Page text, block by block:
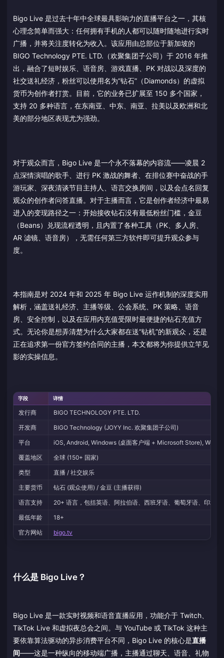
Bigo Live 是过去十年中全球最具影响力的直播平台之一，其核
心理念简单而强大：任何拥有手机的人都可以随时随地进行实时
广播，并将关注度转化为收入。该应用由总部位于新加坡的
BIGO Technology PTE. LTD.（欢聚集团子公司）于 2016 年推
出，融合了短时娱乐、语音房、游戏直播、PK 对战以及深度的
社交送礼经济，粉丝可以使用名为“钻石”（Diamonds）的虚拟
货币为创作者打赏。目前，它的业务已扩展至 150 多个国家，
支持 20 多种语言，在东南亚、中东、南亚、拉美以及欧洲和北
美的部分地区表现尤为强劲。
对于观众而言，Bigo Live 是一个永不落幕的内容流——凌晨 2
点深情演唱的歌手、进行 PK 激战的舞者、在排位赛中奋战的手
游玩家、深夜清谈节目主持人、语言交换房间，以及会点名回复
观众的创作者问答直播。对于主播而言，它是创作者经济中最易
进入的变现路径之一：开始接收钻石没有最低粉丝门槛，金豆
（Beans）兑现流程透明，且内置了各种工具（PK、多人房、
AR 滤镜、语音房），无需任何第三方软件即可提升观众参与
度。
本指南是对 2024 年和 2025 年 Bigo Live 运作机制的深度实用
解析，涵盖送礼经济、主播等级、公会系统、PK 策略、语音
房、安全控制，以及在应用内充值受限时最便捷的钻石充值方
式。无论你是想弄清楚为什么大家都在送“钻机”的新观众，还是
正在追求第一份官方签约合同的主播，本文都将为你提供立竿见
影的实操信息。
字段 详情
发行商
BIGO TECHNOLOGY PTE. LTD.
开发商
BIGO Technology (JOYY Inc. 欢聚集团子公司)
平台
iOS, Android, Windows (桌面客户端 + Microsoft Store), Web
覆盖地区
全球 (150+ 国家)
类型
直播 / 社交娱乐
主要货币
钻石 (观众使用) / 金豆 (主播获得)
语言支持
20+ 语言，包括英语、阿拉伯语、西班牙语、葡萄牙语、印地
最低年龄
18+
官方网站
bigo.tv
什么是 Bigo Live？
Bigo Live 是一款实时视频和语音直播应用，功能介于 Twitch、
TikTok Live 和虚拟夜总会之间。与 YouTube 或 TikTok 这种主
要依靠算法驱动的异步消费平台不同，Bigo Live 的核心是直播
间——这是一种纵向的移动端广播，主播通过聊天、语音、礼物